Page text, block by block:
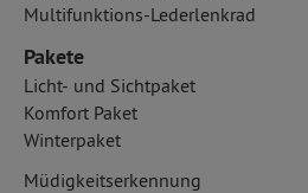
Multifunktions-Lederlenkrad
Pakete
Licht- und Sichtpaket
Komfort Paket
Winterpaket
Müdigkeitserkennung